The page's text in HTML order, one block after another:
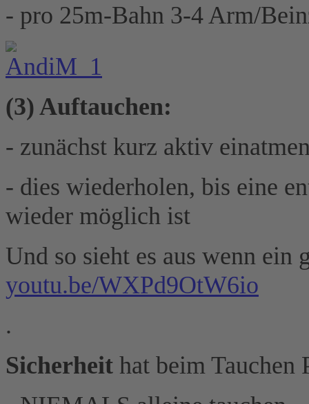
- pro 25m-Bahn 3-4 Arm/
(3) Auftauchen:
- zunächst kurz aktiv
- dies wiederholen, bis eine
wieder möglich ist
Und so sieht es aus wenn ein
youtu.be/WXPd9OtW6io
.
Sicherheit hat beim Tauchen